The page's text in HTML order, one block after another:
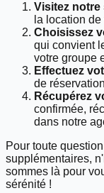
Visitez notre
la location
Choisissez
qui convient
votre groupe
Effectuez
de
Récupérez
confirmée,
dans notre
Pour toute
supplémentaires,
sommes là pour
sérénité !